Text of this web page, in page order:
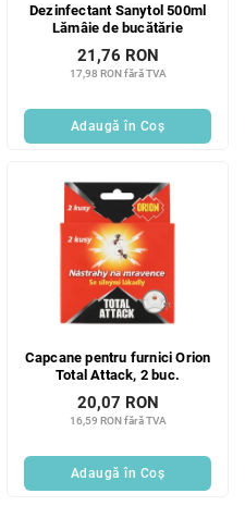
Dezinfectant Sanytol 500ml
Lămâie de bucătărie
17,98 RON fără TVA
21,76 RON
Adaugă în Coş
Capcane pentru furnici Orion
Total Attack, 2 buc.
16,59 RON fără TVA
20,07 RON
Adaugă în Coş